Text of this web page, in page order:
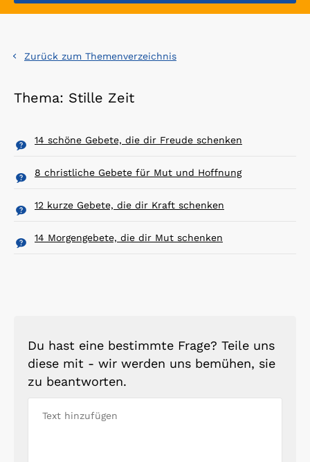
Zurück zum Themenverzeichnis
Thema: Stille Zeit
14 schöne Gebete, die dir Freude schenken
8 christliche Gebete für Mut und Hoffnung
12 kurze Gebete, die dir Kraft schenken
14 Morgengebete, die dir Mut schenken
Du hast eine bestimmte Frage? Teile uns
diese mit - wir werden uns bemühen, sie
zu beantworten.